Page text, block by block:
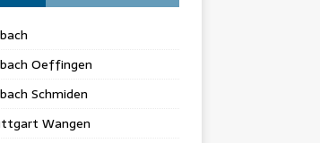
Oeffingen
Schmiden
Wangen